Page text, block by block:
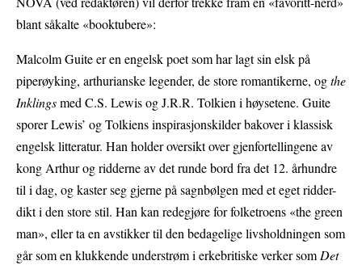
blant såkalte «booktubere»:
Malcolm Guite er en engelsk poet som har lagt sin elsk på
piperøyking, arthurianske legender, de store romantikerne, ogthe
Inklingsmed C.S. Lewis og J.R.R. Tolkien i høysetene. Guite
sporer Lewis’ og Tolkiens inspirasjonskilder bakover i klassisk
engelsk litteratur. Han holder oversikt over gjenfortellingene av
kong Arthur og ridderne av det runde bord fra det 12. århundre
til i dag, og kaster seg gjerne på sagnbølgen med et eget ridder-
dikt i den store stil. Han kan redegjøre for folketroens «the green
man», eller ta en avstikker til den bedagelige livsholdningen som
går som en klukkende understrøm i erkebritiske verker somDet